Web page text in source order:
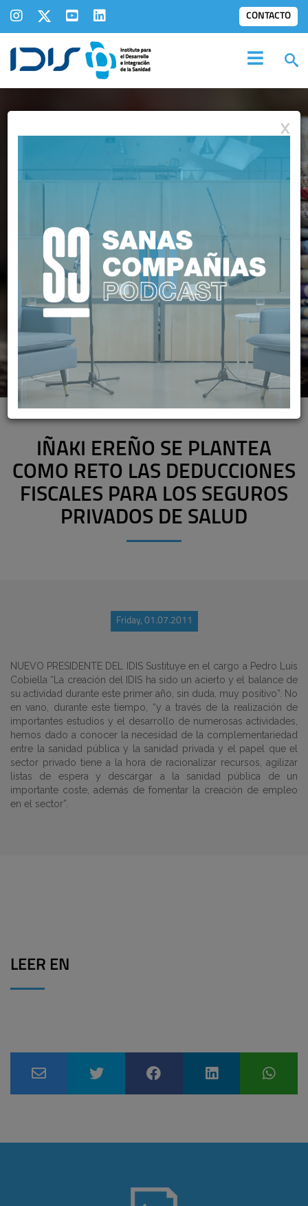
CONTACTO
IDIS EN LOSMEDIOS
IÑAKI EREÑO SE PLANTEA
COMO RETO LAS DEDUCCIONES
FISCALES PARA LOS SEGUROS
PRIVADOS DE SALUD
Friday, 01.07.2011
NUEVO PRESIDENTE DEL IDIS Sustituye en el cargo a Pedro Luis
Cobiella “La creación del IDIS ha sido un acierto y el balance de
su actividad durante este primer año, sin duda, muy positivo”. No
en vano, durante este tiempo, “y a través de la realización de
importantes estudios y el desarrollo de numerosas actividades,
hemos dado a conocer la necesidad de la complementariedad
entre la sanidad pública y la sanidad privada y el papel que el
sector privado tiene a la hora de racionalizar recursos, agilizar
listas de espera y descargar a la sanidad pública de un
importante coste, además de fomentar la creación de empleo
en el sector”.
LEER EN
X